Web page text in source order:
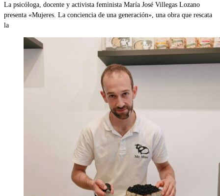
La psicóloga, docente y activista feminista María José Villegas Lozano
presenta «Mujeres. La conciencia de una generación», una obra que rescata
la